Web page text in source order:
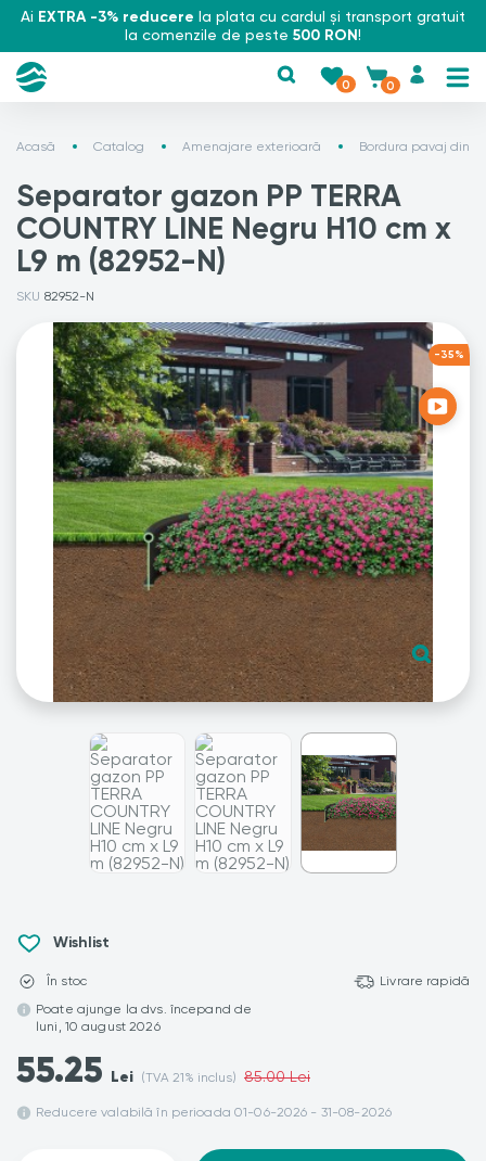
Ai EXTRA -3% reducere la plata cu cardul și transport gratuit
la comenzile de peste 500 RON!
0 0
Acasă Catalog Amenajare exterioară Bordura pavaj din
Separator gazon PP TERRA
COUNTRY LINE Negru H10 cm x
L9 m (82952-N)
SKU 82952-N
-35%
Wishlist
În stoc
Livrare rapidă
Poate ajunge la dvs. începand de
luni, 10 august 2026
55.25 Lei (TVA 21% inclus) 85.00 Lei
Reducere valabilă în perioada 01-06-2026 - 31-08-2026